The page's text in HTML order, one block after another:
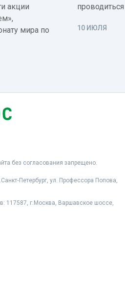
акции
мира по
10 ИЮЛЯ
без согласования запрещено.
ул. Профессора Попова,
117587, г.Москва, Варшавское шоссе,